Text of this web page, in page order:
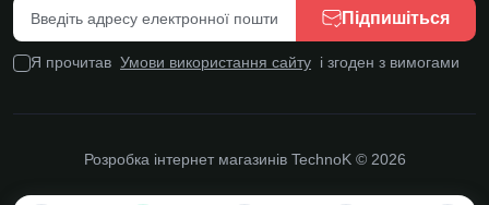
Підпишіться
Я прочитав Умови використання сайту і згоден з вимогами
Розробка інтернет магазинівTechnoK © 2026